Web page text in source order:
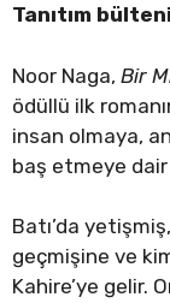
Tanıtım
Noor Naga, Bir
ödüllü ilk
insan olmaya,
baş etmeye
Batı’da
geçmişine ve
Kahire’ye gelir.